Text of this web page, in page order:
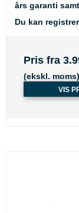
års garanti
Du kan
Pris fra
(ekskl. moms)
VIS